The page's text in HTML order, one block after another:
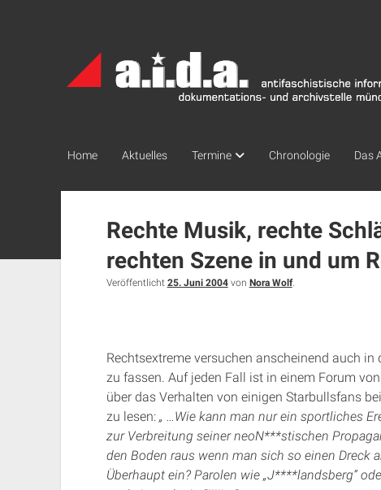
Archiv
München
Home Aktuelles Termine Chronologie Das
Rechte Musik, rechte
rechten Szene in und um
Veröffentlicht 25. Juni 2004von Nora Wolf.
Rechtsextreme versuchen anscheinend auch
zu fassen. Auf jeden Fall ist in einem Forum
über das Verhalten von einigen Starbullsfans
zu lesen: „ …Wie kann man nur ein sportliches
zur Verbreitung seiner neoN***stischen
den Boden raus wenn man sich so einen Dreck
Überhaupt ein? Parolen wie „J****landsberg“